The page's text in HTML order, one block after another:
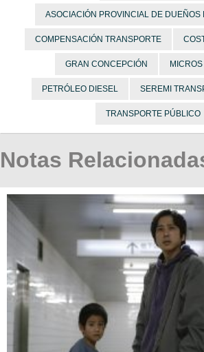
ASOCIACIÓN PROVINCIAL DE DUEÑOS
COMPENSACIÓN TRANSPORTE
GRAN CONCEPCIÓN MICROS
PETRÓLEO DIESEL SEREMI
TRANSPORTE PÚBLICO
Notas